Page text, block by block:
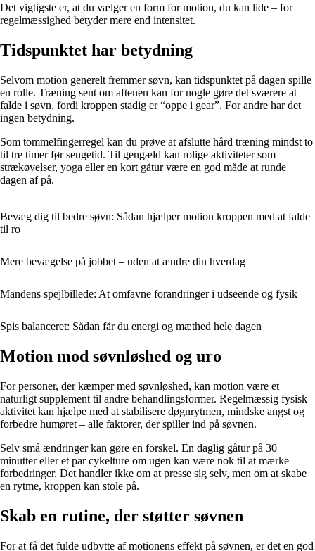
Det vigtigste er, at du vælger en form for motion, du kan lide – for
regelmæssighed betyder mere end intensitet.
Tidspunktet har betydning
Selvom motion generelt fremmer søvn, kan tidspunktet på dagen spille
en rolle. Træning sent om aftenen kan for nogle gøre det sværere at
falde i søvn, fordi kroppen stadig er “oppe i gear”. For andre har det
ingen betydning.
Som tommelfingerregel kan du prøve at afslutte hård træning mindst to
til tre timer før sengetid. Til gengæld kan rolige aktiviteter som
strækøvelser, yoga eller en kort gåtur være en god måde at runde
dagen af på.
Bevæg dig til bedre søvn: Sådan hjælper motion kroppen med at falde
til ro
Mere bevægelse på jobbet – uden at ændre din hverdag
Mandens spejlbillede: At omfavne forandringer i udseende og fysik
Spis balanceret: Sådan får du energi og mæthed hele dagen
Motion mod søvnløshed og uro
For personer, der kæmper med søvnløshed, kan motion være et
naturligt supplement til andre behandlingsformer. Regelmæssig fysisk
aktivitet kan hjælpe med at stabilisere døgnrytmen, mindske angst og
forbedre humøret – alle faktorer, der spiller ind på søvnen.
Selv små ændringer kan gøre en forskel. En daglig gåtur på 30
minutter eller et par cykelture om ugen kan være nok til at mærke
forbedringer. Det handler ikke om at presse sig selv, men om at skabe
en rytme, kroppen kan stole på.
Skab en rutine, der støtter søvnen
For at få det fulde udbytte af motionens effekt på søvnen, er det en god